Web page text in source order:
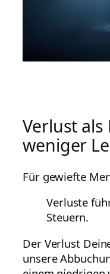
Verlust
weniger
Für gewiefte
Verluste
Steuern.
Der Verlust
unsere